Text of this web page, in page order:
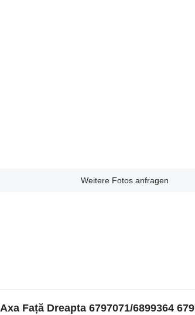
Weitere Fotos anfragen
Față Dreapta 6797071/6899364